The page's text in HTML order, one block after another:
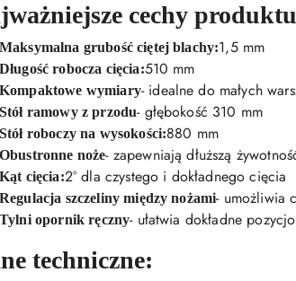
cechy
Maksymalna grubość ciętej blachy:1,5 mm
Długość robocza cięcia:510 mm
Kompaktowe wymiary- idealne do małych
Stół ramowy z przodu- głębokość 310 mm
Stół roboczy na wysokości:880 mm
Obustronne noże- zapewniają dłuższą
Kąt cięcia:2° dla czystego i dokładnego cięcia
Regulacja szczeliny między nożami- umożliwia
Tylni opornik ręczny- ułatwia dokładne
techniczne: